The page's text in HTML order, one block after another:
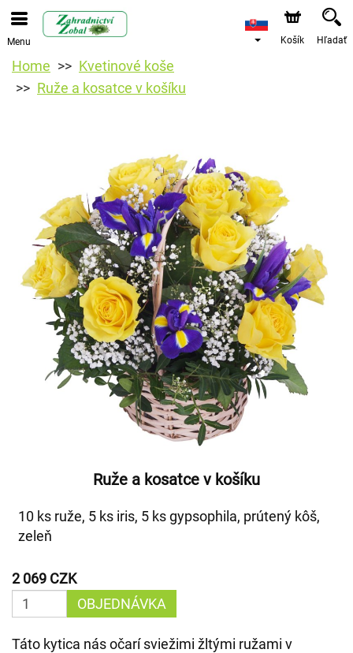
Menu Košík Hľadať
Home
Kvetinové koše
Ruže a kosatce v košíku
Ruže a kosatce v košíku
10 ks ruže, 5 ks iris, 5 ks gypsophila, prútený kôš,
zeleň
2 069 CZK
OBJEDNÁVKA
Táto kytica nás očarí sviežimi žltými ružami v